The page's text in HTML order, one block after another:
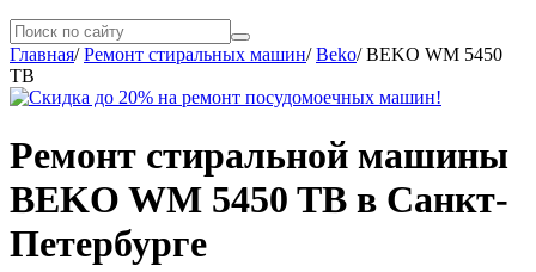
Главная/Ремонт стиральных машин/Beko/BEKO WM 5450
TB
Ремонт стиральной машины
BEKO WM 5450 TB в Санкт-
Петербурге